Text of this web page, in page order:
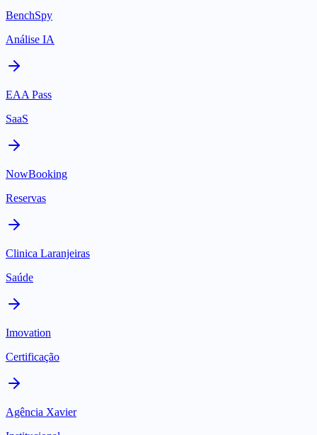
BenchSpy
Análise IA
EAA Pass
SaaS
NowBooking
Reservas
Clinica Laranjeiras
Saúde
Imovation
Certificação
Agência Xavier